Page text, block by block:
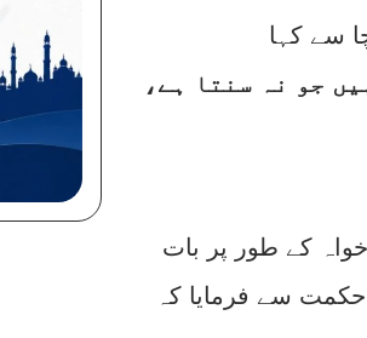
جو نہ سنتا ہے،
کے طور پر بات
سے فرمایا کہ